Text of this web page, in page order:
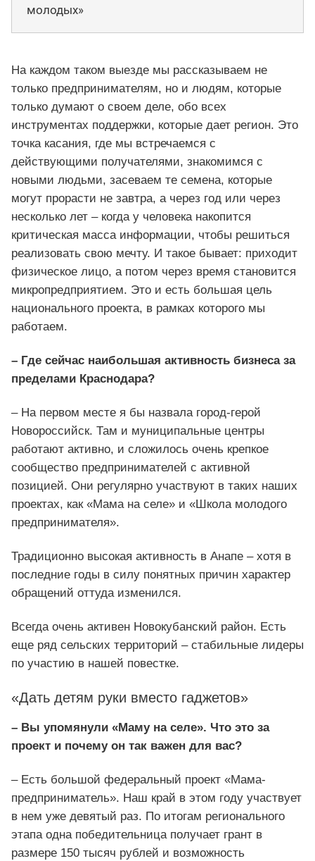
молодых»
На каждом таком выезде мы рассказываем не
только предпринимателям, но и людям, которые
только думают о своем деле, обо всех
инструментах поддержки, которые дает регион. Это
точка касания, где мы встречаемся с
действующими получателями, знакомимся с
новыми людьми, засеваем те семена, которые
могут прорасти не завтра, а через год или через
несколько лет – когда у человека накопится
критическая масса информации, чтобы решиться
реализовать свою мечту. И такое бывает: приходит
физическое лицо, а потом через время становится
микропредприятием. Это и есть большая цель
национального проекта, в рамках которого мы
работаем.
– Где сейчас наибольшая активность бизнеса за
пределами Краснодара?
– На первом месте я бы назвала город-герой
Новороссийск. Там и муниципальные центры
работают активно, и сложилось очень крепкое
сообщество предпринимателей с активной
позицией. Они регулярно участвуют в таких наших
проектах, как «Мама на селе» и «Школа молодого
предпринимателя».
Традиционно высокая активность в Анапе – хотя в
последние годы в силу понятных причин характер
обращений оттуда изменился.
Всегда очень активен Новокубанский район. Есть
еще ряд сельских территорий – стабильные лидеры
по участию в нашей повестке.
«Дать детям руки вместо гаджетов»
– Вы упомянули «Маму на селе». Что это за
проект и почему он так важен для вас?
– Есть большой федеральный проект «Мама-
предприниматель». Наш край в этом году участвует
в нем уже девятый раз. По итогам регионального
этапа одна победительница получает грант в
размере 150 тысяч рублей и возможность